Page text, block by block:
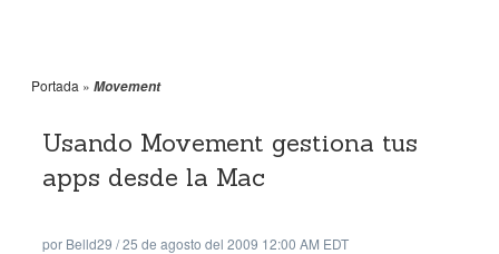
Portada » Movement
Usando Movement gestiona tus
apps desde la Mac
por Belld29 /25 de agosto del 2009 12:00 AM EDT